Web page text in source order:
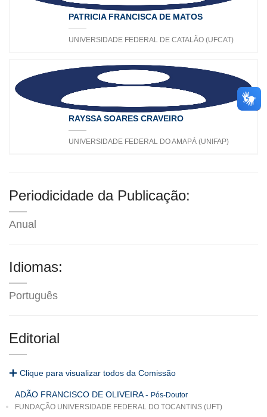
PATRICIA FRANCISCA DE MATOS
UNIVERSIDADE FEDERAL DE CATALÃO (UFCAT)
RAYSSA SOARES CRAVEIRO
UNIVERSIDADE FEDERAL DO AMAPÁ (UNIFAP)
Periodicidade da Publicação:
Anual
Idiomas:
Português
Editorial
Clique para visualizar todos da Comissão
ADÃO FRANCISCO DE OLIVEIRA- Pós-Doutor
FUNDAÇÃO UNIVERSIDADE FEDERAL DO TOCANTINS (UFT)